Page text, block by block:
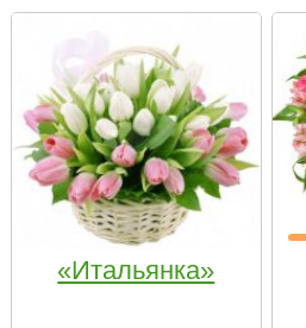
«Итальянка»